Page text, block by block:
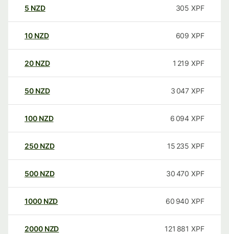
5 NZD 305 XPF
10 NZD 609 XPF
20 NZD 1 219 XPF
50 NZD 3 047 XPF
100 NZD 6 094 XPF
250 NZD 15 235 XPF
500 NZD 30 470 XPF
1000 NZD 60 940 XPF
2000 NZD 121 881 XPF